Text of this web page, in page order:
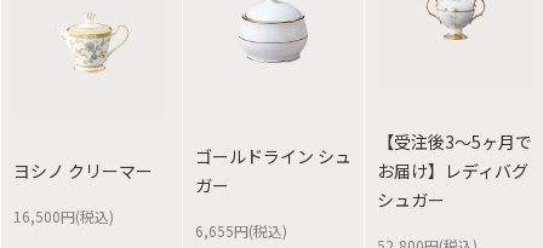
ヨシノ クリーマー
16,500円(税込)
ゴールドライン シュ
ガー
6,655円(税込)
【受注後3～5ヶ月で
お届け】レディバグ
シュガー